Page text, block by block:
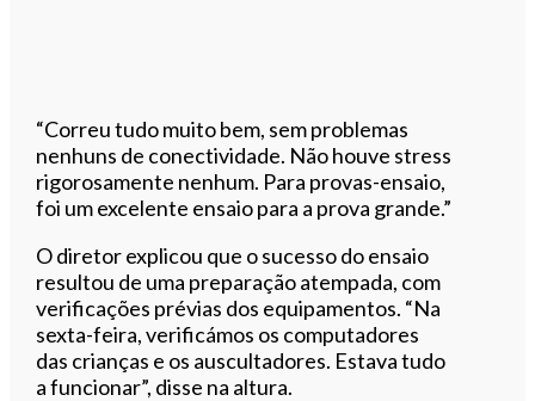
“Correu tudo muito bem, sem problemas
nenhuns de conectividade. Não houve stress
rigorosamente nenhum. Para provas-ensaio,
foi um excelente ensaio para a prova grande.”
O diretor explicou que o sucesso do ensaio
resultou de uma preparação atempada, com
verificações prévias dos equipamentos. “Na
sexta-feira, verificámos os computadores
das crianças e os auscultadores. Estava tudo
a funcionar”, disse na altura.